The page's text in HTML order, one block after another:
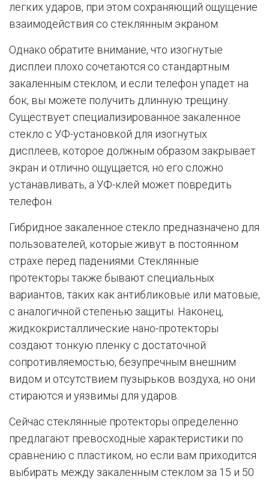
легких ударов, при этом сохраняющий ощущение
взаимодействия со стеклянным экраном.
Однако обратите внимание, что изогнутые
дисплеи плохо сочетаются со стандартным
закаленным стеклом, и если телефон упадет на
бок, вы можете получить длинную трещину.
Существует специализированное закаленное
стекло с УФ-установкой для изогнутых
дисплеев, которое должным образом закрывает
экран и отлично ощущается, но его сложно
устанавливать, а УФ-клей может повредить
телефон.
Гибридное закаленное стекло предназначено для
пользователей, которые живут в постоянном
страхе перед падениями. Стеклянные
протекторы также бывают специальных
вариантов, таких как антибликовые или матовые,
с аналогичной степенью защиты. Наконец,
жидкокристаллические нано-протекторы
создают тонкую пленку с достаточной
сопротивляемостью, безупречным внешним
видом и отсутствием пузырьков воздуха, но они
стираются и уязвимы для ударов.
Сейчас стеклянные протекторы определенно
предлагают превосходные характеристики по
сравнению с пластиком, но если вам приходится
выбирать между закаленным стеклом за 15 и 50